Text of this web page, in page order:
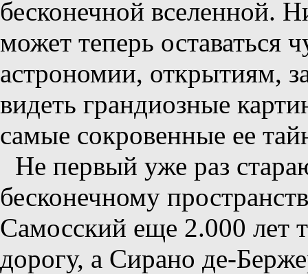
бесконечной вселенной.
может теперь
астрономии, открытиям,
видеть грандиозные
самые сокровенные ее
Не первый уже раз
бесконечному
Самосский еще 2.000 лет
дорогу, а Сирано де-